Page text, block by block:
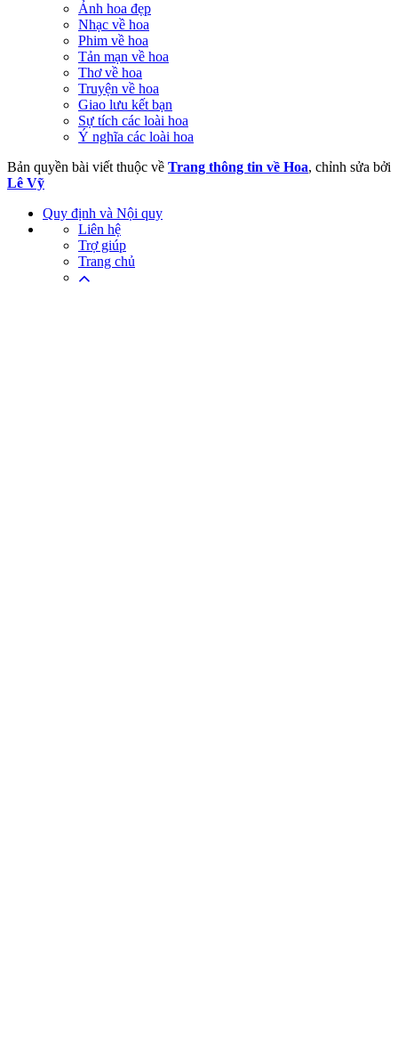
Ảnh hoa đẹp
Nhạc về hoa
Phim về hoa
Tản mạn về hoa
Thơ về hoa
Truyện về hoa
Giao lưu kết bạn
Sự tích các loài hoa
Ý nghĩa các loài hoa
Bản quyền bài viết thuộc về Trang thông tin về Hoa, chỉnh sửa bởi
Lê Vỹ
Quy định và Nội quy
Liên hệ
Trợ giúp
Trang chủ